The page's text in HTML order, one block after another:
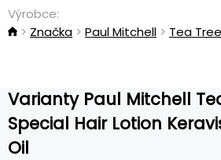
Výrobce:
Značka
Paul Mitchell Tea Tree
Varianty Paul Mitchell
Special Hair Lotion
Oil